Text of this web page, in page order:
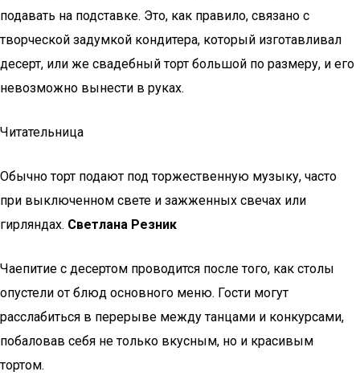
подавать на подставке. Это, как правило, связано с
творческой задумкой кондитера, который изготавливал
десерт, или же свадебный торт большой по размеру, и его
невозможно вынести в руках.
Читательница
Обычно торт подают под торжественную музыку, часто
при выключенном свете и зажженных свечах или
гирляндах. Светлана Резник
Чаепитие с десертом проводится после того, как столы
опустели от блюд основного меню. Гости могут
расслабиться в перерыве между танцами и конкурсами,
побаловав себя не только вкусным, но и красивым
тортом.